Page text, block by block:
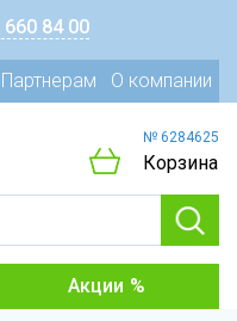
660 84 00
Партнерам О компании
№ 6284625
Корзина
Акции